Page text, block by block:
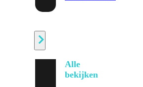
Alle
bekijken